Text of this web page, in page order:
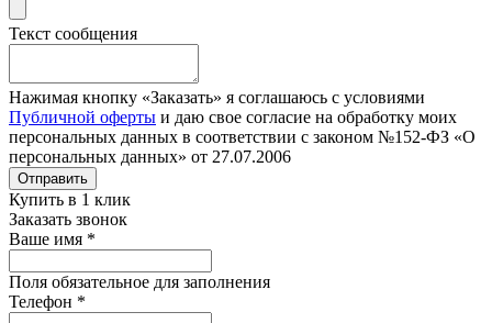
Текст сообщения
Нажимая кнопку «Заказать» я соглашаюсь с условиями
Публичной оферты и даю свое согласие на обработку моих
персональных данных в соответствии с законом №152-ФЗ «О
персональных данных» от 27.07.2006
Отправить
Купить в 1 клик
Заказать звонок
Ваше имя *
Поля обязательное для заполнения
Телефон *